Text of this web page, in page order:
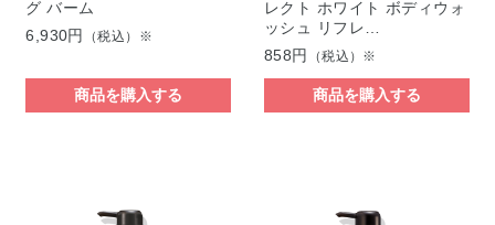
グ バーム
6,930円
（税込）※
商品を購入する
レクト ホワイト ボディウォ
ッシュ リフレ…
858円
（税込）※
商品を購入する